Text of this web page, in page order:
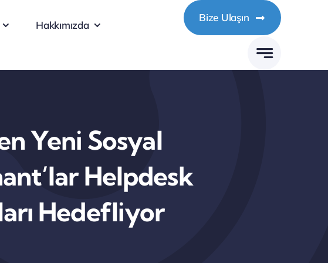
Hakkımızda
Bize Ulaşın
Yeni Sosyal
Helpdesk
Hedefliyor